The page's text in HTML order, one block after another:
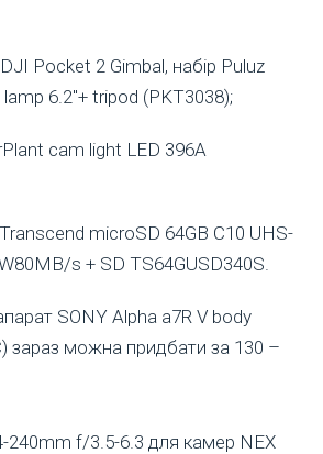
Pocket 2 Gimbal, набір Puluz
lamp 6.2″+ tripod (PKT3038);
cam light LED 396A
Transcend microSD 64GB C10 UHS-
s + SD TS64GUSD340S.
SONY Alpha a7R V body
зараз можна придбати за 130 –
240mm f/3.5-6.3 для камер NEX